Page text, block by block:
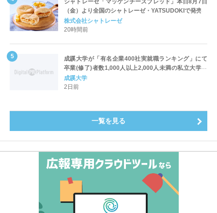
シャトレーゼ「マッケンチーズブレッド」本日8月7日
（金）より全国のシャトレーゼ・YATSUDOKIで発売
株式会社シャトレーゼ
20時間前
成蹊大学が「有名企業400社実就職ランキング」にて
卒業(修了)者数1,000人以上2,000人未満の私立大学で
全国第1位を獲得！～実就職率は26.5%（前年比＋
4.3pt）に伸長、東京の私立大学でも10位にランクイン
成蹊大学
2日前
一覧を見る